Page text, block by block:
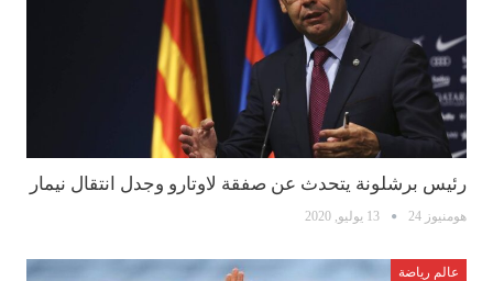
رئيس برشلونة يتحدث عن صفقة لاوتارو وجدل انتقال نيمار
هومنيوز 24 13 يوليو, 2020
عالم رياضة